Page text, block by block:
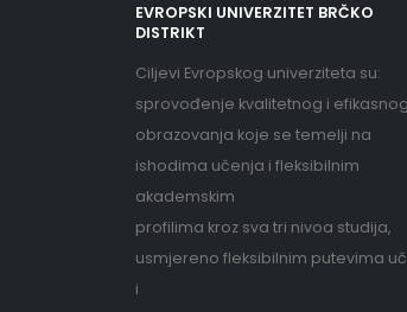
EVROPSKI UNIVERZITET BRČKO
DISTRIKT
Ciljevi Evropskog univerziteta su:
sprovođenje kvalitetnog i efikasnog
obrazovanja koje se temelji na
ishodima učenja i fleksibilnim
akademskim
profilima kroz sva tri nivoa studija,
usmjereno fleksibilnim putevima
i